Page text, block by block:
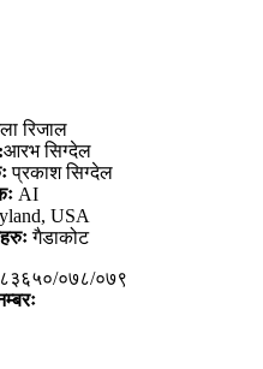
रिजाल
आरभ सिग्देल
प्रकाश सिग्देल
AI
USA
गैडाकोट
०७८/०७९